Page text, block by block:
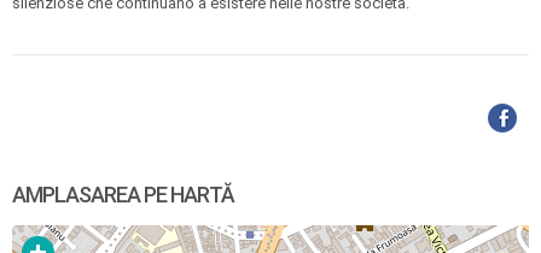
AMPLASAREA PE HARTĂ